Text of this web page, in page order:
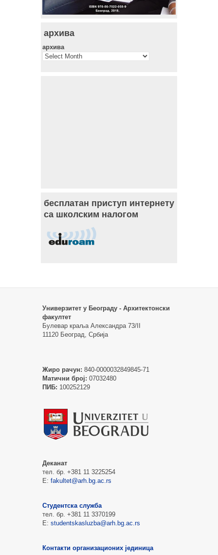
архива
архива
бесплатан приступ интернету
са школским налогом
Универзитет у Београду - Архитектонски
факултет
Булевар краља Александра 73/II
11120 Београд, Србија
Жиро рачун: 840-0000032849845-71
Матични број: 07032480
ПИБ: 100252129
Деканат
тел. бр. +381 11 3225254
Е: fakultet@arh.bg.ac.rs
Студентска служба
тел. бр. +381 11 3370199
Е: studentskasluzba@arh.bg.ac.rs
Контакти организационих јединица